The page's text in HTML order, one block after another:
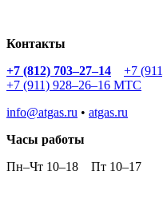
Контакты
+7 (812) 703–27–14
+7
+7 (911) 928–26–16 МТС
info@atgas.ru • atgas.ru
Часы работы
Пн–Чт 10–18
Пт 10–17